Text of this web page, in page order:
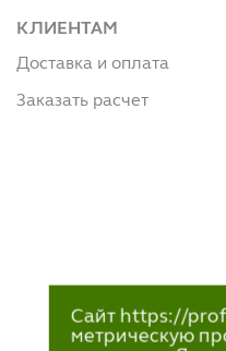
КЛИЕНТАМ
Доставка и оплата
Заказать расчет
Сайт https://
метрическую